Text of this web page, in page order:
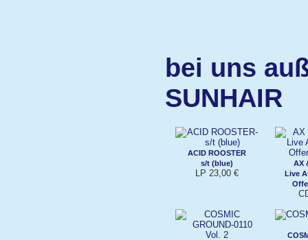
bei uns
SUNHAIR
ACID ROOSTER
s/t (blue)
LP 23,00 €
AX
Live